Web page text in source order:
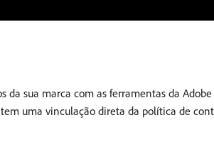
sua marca com as ferramentas da
uma vinculação direta da política de